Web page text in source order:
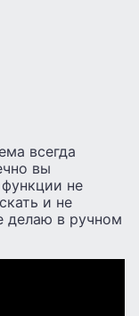
всегда
вы
не
и не
делаю в ручном